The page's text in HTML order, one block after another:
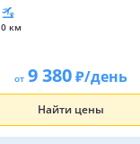
10 км
от 9 380 /день
Найти цены